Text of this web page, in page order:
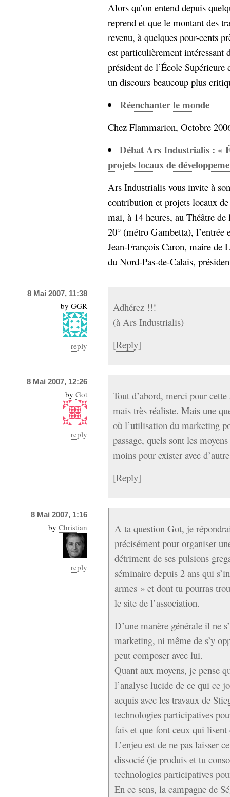
Alors qu’on entend depuis
reprend et que le montant des
revenu, à quelques pour-cents
est particulièrement intéressant
président de l’École
un discours beaucoup plus
Réenchanter le monde
Chez Flammarion, Octobre
Débat Ars Industrialis : «
projets locaux de
Ars Industrialis vous invite à
contribution et projets locaux
mai, à 14 heures, au Théâtre
20° (métro Gambetta),
Jean-François Caron, maire de
du Nord-Pas-de-Calais,
8 Mai 2007, 11:38
by GGR
reply
Adhérez !!!
(à Ars Industrialis)
[Reply]
8 Mai 2007, 12:26
by Got
reply
Tout d’abord, merci pour
mais très réaliste. Mais une
où l’utilisation du marketing
passage, quels sont les
moins pour exister avec
[Reply]
8 Mai 2007, 1:16
by Christian
reply
A ta question Got, je
précisément pour organiser
détriment de ses pulsions
séminaire depuis 2 ans qui
armes » et dont tu pourras
le site de l’association.
D’une manère générale il ne
marketing, ni même de s’y
peut composer avec lui.
Quant aux moyens, je pense
l’analyse lucide de ce qui ce
acquis avec les travaux de
technologies participatives
fais et que font ceux qui
L’enjeu est de ne pas laisser
dissocié (je produis et tu
technologies participatives
En ce sens, la campagne de